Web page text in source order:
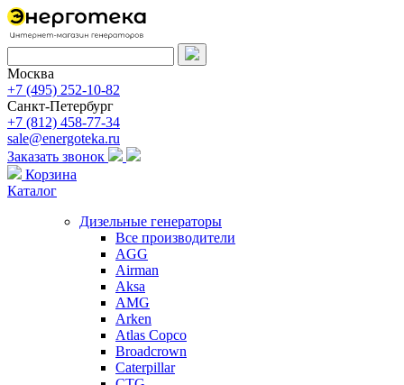
Москва
+7 (495) 252-10-82
Санкт-Петербург
+7 (812) 458-77-34
sale@energoteka.ru
Заказать звонок
Корзина
Каталог
Дизельные генераторы
Все производители
AGG
Airman
Aksa
AMG
Arken
Atlas Copco
Broadcrown
Caterpillar